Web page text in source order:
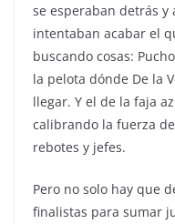
se esperaban detrás
intentaban acabar el
buscando cosas:
la pelota dónde De la
llegar. Y el de la faja
calibrando la fuerza
rebotes y jefes.
Pero no solo hay que
finalistas para sumar